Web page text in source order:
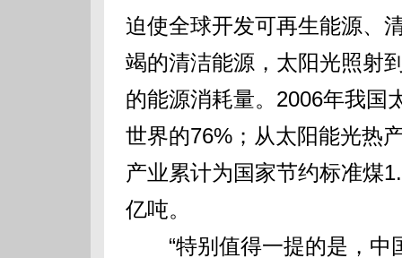
迫使全球开发可再生能源、
竭的清洁能源，太阳光照射
的能源消耗量。2006年我国
世界的76%；从太阳能光热
产业累计为国家节约标准煤
亿吨。
“特别值得一提的是，中